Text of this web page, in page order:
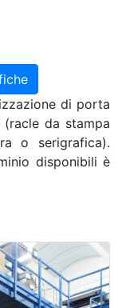
di porta
da stampa
o serigrafica).
disponibili è